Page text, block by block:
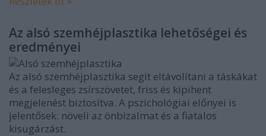
Az alsó szemhéjplasztika lehetőségei és
eredményei
Az alsó szemhéjplasztika segít eltávolítani a táskákat
és a felesleges zsírszövetet, friss és kipihent
megjelenést biztosítva. A pszichológiai előnyei is
jelentősek: növeli az önbizalmat és a fiatalos
kisugárzást.